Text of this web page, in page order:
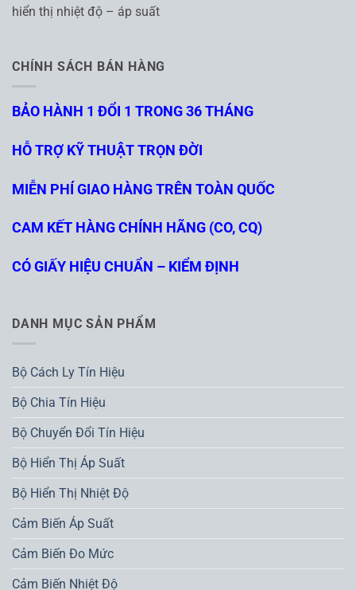
hiển thị nhiệt độ – áp suất
CHÍNH SÁCH BÁN HÀNG
BẢO HÀNH 1 ĐỔI 1 TRONG 36 THÁNG
HỖ TRỢ KỸ THUẬT TRỌN ĐỜI
MIỄN PHÍ GIAO HÀNG TRÊN TOÀN QUỐC
CAM KẾT HÀNG CHÍNH HÃNG (CO, CQ)
CÓ GIẤY HIỆU CHUẨN – KIỂM ĐỊNH
DANH MỤC SẢN PHẨM
Bộ Cách Ly Tín Hiệu
Bộ Chia Tín Hiệu
Bộ Chuyển Đổi Tín Hiệu
Bộ Hiển Thị Áp Suất
Bộ Hiển Thị Nhiệt Độ
Cảm Biến Áp Suất
Cảm Biến Đo Mức
Cảm Biến Nhiệt Độ